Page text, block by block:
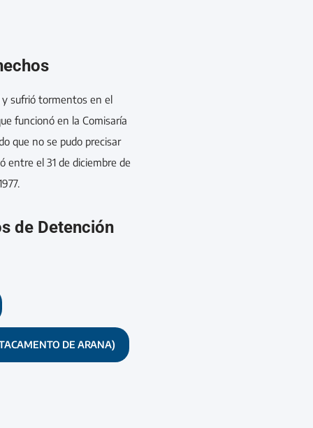
y sufrió tormentos en el
funcionó en la Comisaría
que no se pudo precisar
entre el 31 de diciembre de
de Detención
DE ARANA)